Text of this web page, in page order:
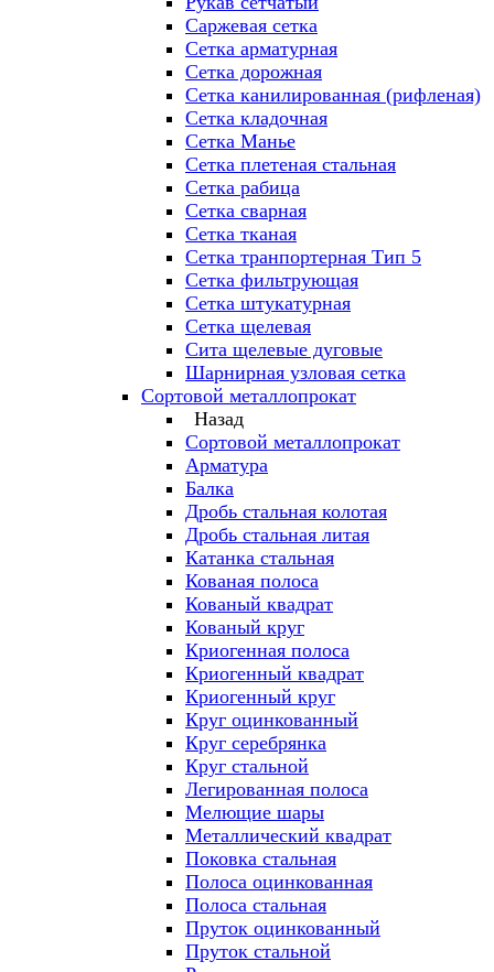
Саржевая сетка
Сетка арматурная
Сетка дорожная
Сетка канилированная (рифленая)
Сетка кладочная
Сетка Манье
Сетка плетеная стальная
Сетка рабица
Сетка сварная
Сетка тканая
Сетка транпортерная Тип 5
Сетка фильтрующая
Сетка штукатурная
Сетка щелевая
Сита щелевые дуговые
Шарнирная узловая сетка
Сортовой металлопрокат
Назад
Сортовой металлопрокат
Арматура
Балка
Дробь стальная колотая
Дробь стальная литая
Катанка стальная
Кованая полоса
Кованый квадрат
Кованый круг
Криогенная полоса
Криогенный квадрат
Криогенный круг
Круг оцинкованный
Круг серебрянка
Круг стальной
Легированная полоса
Мелющие шары
Металлический квадрат
Поковка стальная
Полоса оцинкованная
Полоса стальная
Пруток оцинкованный
Пруток стальной